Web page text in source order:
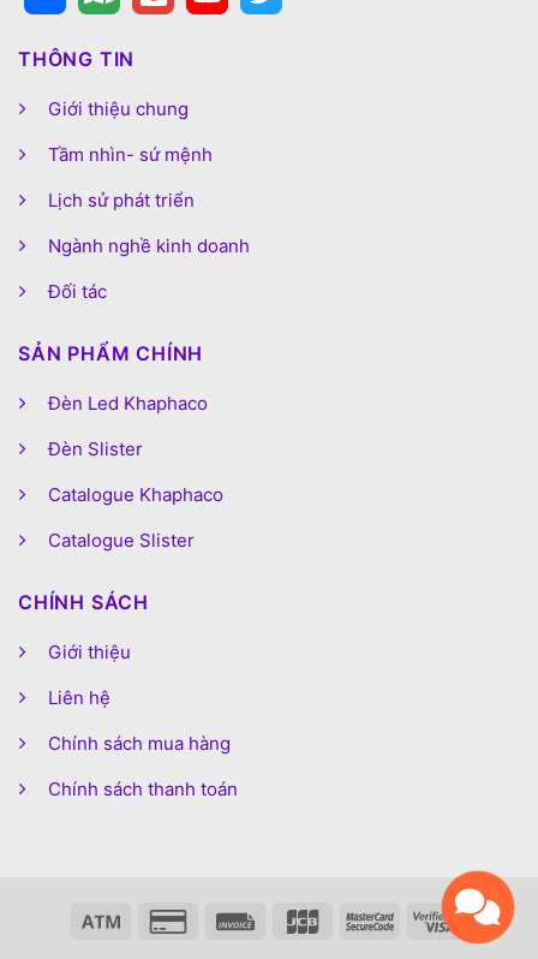
THÔNG TIN
Giới thiệu chung
Tầm nhìn- sứ mệnh
Lịch sử phát triển
Ngành nghề kinh doanh
Đối tác
SẢN PHẨM CHÍNH
Đèn Led Khaphaco
Đèn Slister
Catalogue Khaphaco
Catalogue Slister
CHÍNH SÁCH
Giới thiệu
Liên hệ
Chính sách mua hàng
Chính sách thanh toán